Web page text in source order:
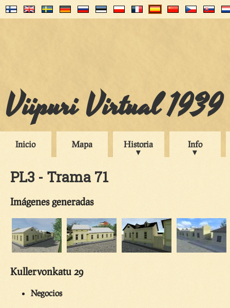
Viipuri Virtual 1939
Inicio Mapa Historia Info
PL3 - Trama 71
Imágenes generadas
Kullervonkatu 29
Negocios